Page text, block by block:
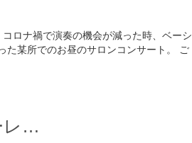
ロナ禍で演奏の機会が減った時、ベーシ
た某所でのお昼のサロンコンサート。 ご
レ…